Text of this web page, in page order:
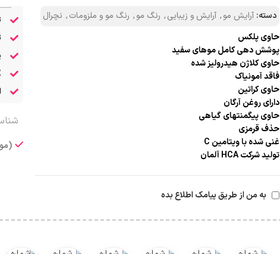
دسته: آرایش مو, آرایش و زیبایی, رنگ مو, رنگ مو و ملزومات, نچرال
حاوی پلکس
پوشش دهی کامل موهای سفید
حاوی کلاژن هیدرولیز شده
فاقد آمونیاک
حاوی کراتین
دارای روغن آرگان
حاوی پیگمنتهای گیاهی
حذف قرمزی
غنی شده با ویتامین C
تولید شرکت HCA آلمان
به من از طریق پیامک اطلاع بده